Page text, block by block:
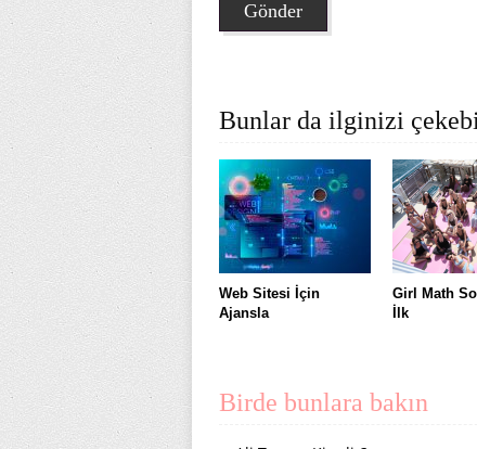
Bunlar da ilginizi
Web Sitesi İçin
Ajansla
Girl Math
İlk
Birde bunlara bakın